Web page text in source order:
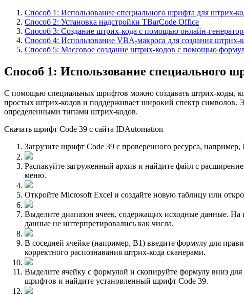
Способ 1: Использование специального шрифта для штрих-
Способ 2: Установка надстройки TBarCode Office
Способ 3: Создание штрих-кода с помощью онлайн-
Способ 4: Использование VBA-макроса для создания штрих-
Способ 5: Массовое создание штрих-кодов с помощью
Способ 1: Использование специального
С помощью специальных шрифтов можно создавать штрих-коды,
простых штрих-кодов и поддерживает широкий спектр символов.
определенными типами штрих-кодов.
Скачать шрифт Code 39 c сайта IDAutomation
Загрузите шрифт Code 39 с проверенного ресурса,
Распакуйте загруженный архив и найдите файл с
меню.
Откройте Microsoft Excel и создайте новую таблицу или
Выделите диапазон ячеек, содержащих исходные данные. На
данные не интерпретировались как числа.
В соседней ячейке (например, B1) введите формулу для
корректного распознавания штрих-кода сканерами.
Выделите ячейку с формулой и скопируйте формулу вниз
шрифтов и найдите установленный шрифт Code 39.